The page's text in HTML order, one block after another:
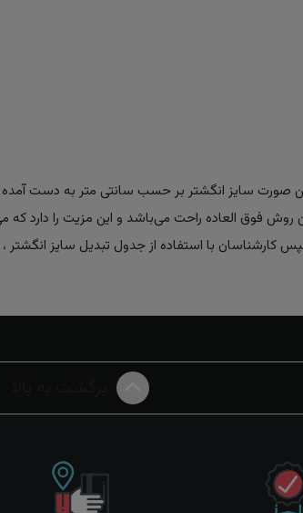
صورت سایز انگشتر بر حسب سانتی متر به دست
روش فوق العاده راحت می‌باشد و این مزیت را دارد که
کارشناسان با استفاده از جدول تبدیل سایز انگشتر